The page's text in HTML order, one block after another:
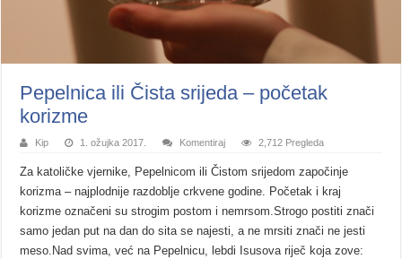
Pepelnica ili Čista srijeda – početak
korizme
Kip 1. ožujka 2017. Komentiraj 2,712 Pregleda
Za katoličke vjernike, Pepelnicom ili Čistom srijedom započinje
korizma – najplodnije razdoblje crkvene godine. Početak i kraj
korizme označeni su strogim postom i nemrsom.Strogo postiti znači
samo jedan put na dan do sita se najesti, a ne mrsiti znači ne jesti
meso.Nad svima, već na Pepelnicu, lebdi Isusova riječ koja zove: